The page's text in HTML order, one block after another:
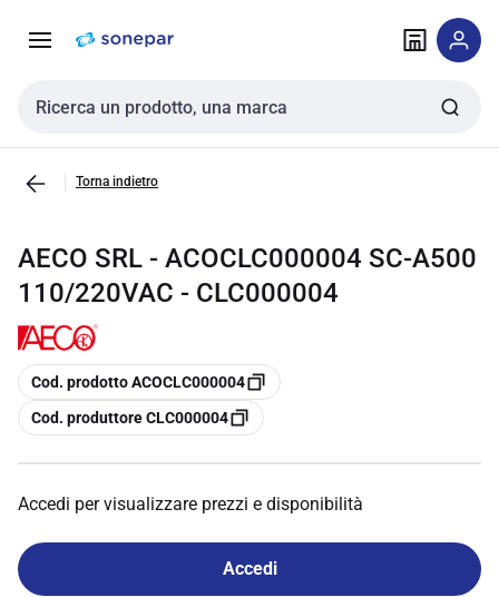
navigazione alla
Cerca input
Torna indietro
AECO SRL - ACOCLC000004 SC-A500
110/220VAC - CLC000004
copia
Cod. prodotto ACOCLC000004
copia
Cod. produttore CLC000004
Accedi per visualizzare prezzi e disponibilità
Accedi